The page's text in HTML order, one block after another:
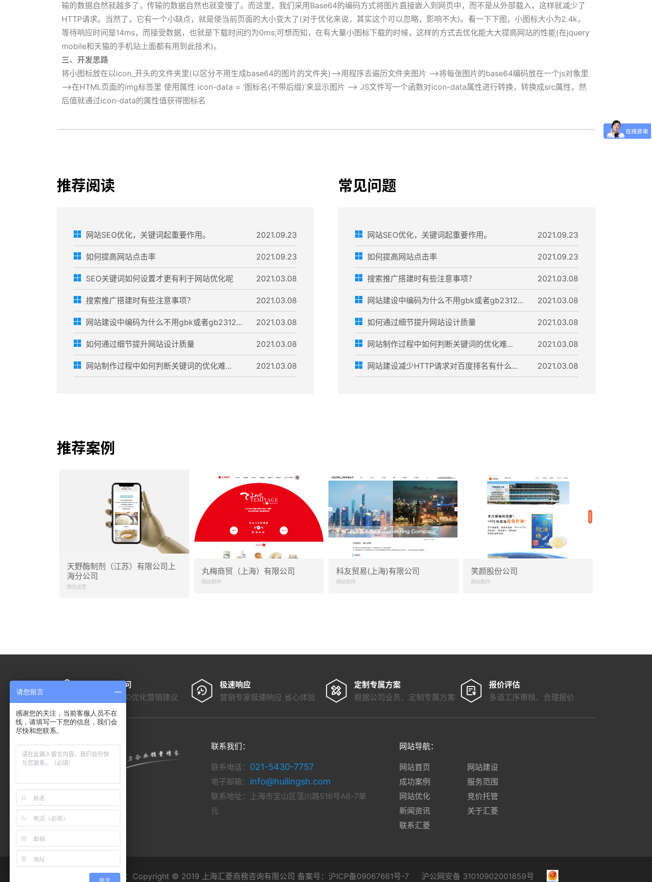
输的数据自然就越多了，传输的数据自然也就变慢了。而这里，我们采用Base64的编码方式将图片直接嵌入到网页中，而不是从外部载入，这样就减少了
HTTP请求。当然了，它有一个小缺点，就是使当前页面的大小变大了(对于优化来说，其实这个可以忽略，影响不大)。看一下下图，小图标大小为2.4k，
等待响应时间是14ms，而接受数据，也就是下载时间约为0ms;可想而知，在有大量小图标下载的时候，这样的方式去优化能大大提高网站的性能(在jquery
mobile和天猫的手机站上面都有用到此技术)。
三、开发思路
将小图标放在以icon_开头的文件夹里(以区分不用生成base64的图片的文件夹)—>用程序去遍历文件夹图片 —>将每张图片的base64编码放在一个js对象里
—>在HTML页面的img标签里 使用属性 icon-data = ‘图标名(不带后缀)’来显示图片 —> JS文件写一个函数对icon-data属性进行转换，转换成src属性，然
后值就通过icon-data的属性值获得图标名
推荐阅读
网站SEO优化，关键词起重要作用。 2021.09.23
如何提高网站点击率 2021.09.23
SEO关键词如何设置才更有利于网站优化呢 2021.03.08
搜索推广搭建时有些注意事项？ 2021.03.08
网站建设中编码为什么不用gbk或者gb2312... 2021.03.08
如何通过细节提升网站设计质量 2021.03.08
网站制作过程中如何判断关键词的优化难... 2021.03.08
常见问题
网站SEO优化，关键词起重要作用。 2021.09.23
如何提高网站点击率 2021.09.23
搜索推广搭建时有些注意事项？ 2021.03.08
网站建设中编码为什么不用gbk或者gb2312... 2021.03.08
如何通过细节提升网站设计质量 2021.03.08
网站制作过程中如何判断关键词的优化难... 2021.03.08
网站建设减少HTTP请求对百度排名有什么... 2021.03.08
推荐案例
天野酶制剂（江苏）有限公司上
海分公司
微信运营
丸梅商贸（上海）有限公司
网站制作
科友贸易(上海)有限公司
网站制作
笑颜股份公司
网站制作
免费营销顾问
免费提供SEO优化营销建议
极速响应
营销专家极速响应 省心体验
定制专属方案
根据公司业务、定制专属方案
报价评估
多道工序审核、合理报价
联系我们：
联系电话： 021-5430-7757
电子邮箱： info@huilingsh.com
联系地址：上海市宝山区蕰川路516号A6-7单
元
网站导航：
网站首页
网站建设
成功案例
服务范围
网站优化
竞价托管
新闻资讯
关于汇菱
联系汇菱
版权所有：Copyright © 2019 上海汇菱商務咨询有限公司 备案号： 沪ICP备09067661号-7 沪公网安备 31010902001859号
请您留言
感谢您的关注，当前客服人员不在
线，请填写一下您的信息，我们会
尽快和您联系。
提交